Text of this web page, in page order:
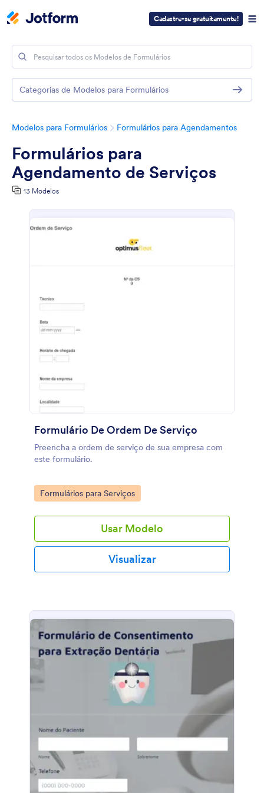
Cadastre-se gratuitamente!
Modelos para Formulários Formulários para Agendamentos
Formulários para
Agendamento de Serviços
13 Modelos
Formulário De Ordem De Serviço
Preencha a ordem de serviço de sua empresa com
este formulário.
Go to Category:
Formulários para Serviços
Usar Modelo
Visualizar
Categorias de Modelos para Formulários